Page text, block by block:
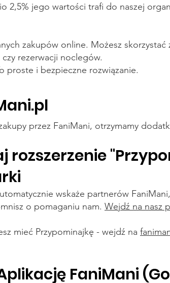
2,5% jego wartości trafi do naszej
zakupów online. Możesz
rezerwacji noclegów.
proste i bezpieczne rozwiązanie.
przez FaniMani, otrzymamy
rozszerzenie
wskaże partnerów
o pomaganiu nam. Wejdź na nasz
mieć Przypominajkę - wejdź na
FaniMani